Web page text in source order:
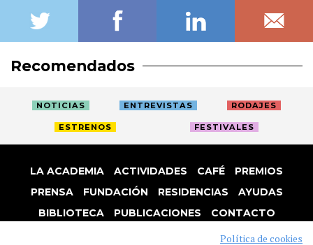
Recomendados
NOTICIAS ENTREVISTAS RODAJES
ESTRENOS FESTIVALES
LA ACADEMIA ACTIVIDADES CAFÉ
PREMIOS
PRENSA
FUNDACIÓN RESIDENCIAS
AYUDAS
BIBLIOTECA
PUBLICACIONES
CONTACTO
COOKIES
Política de cookies